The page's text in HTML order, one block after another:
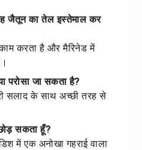
जैतून का तेल इस्तेमाल कर
करता है और मैरिनेड में
परोसा जा सकता है?
सलाद के साथ अच्छी तरह से
सकता हूँ?
में एक अनोखा गहराई वाला